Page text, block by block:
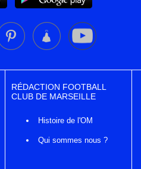
RÉDACTION FOOTBALL
CLUB DE MARSEILLE
Histoire de l'OM
Qui sommes nous ?